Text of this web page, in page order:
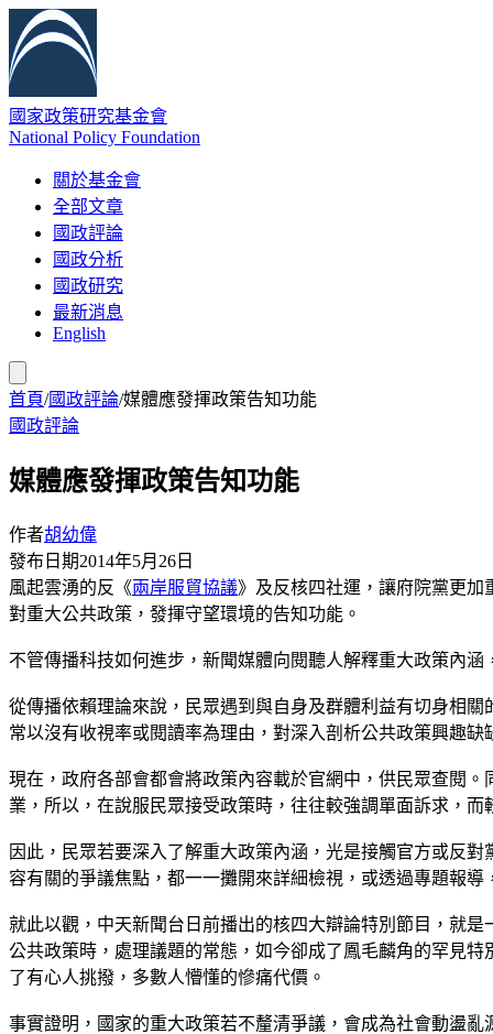
國家政策研究基金會
National Policy Foundation
關於基金會
全部文章
國政評論
國政分析
國政研究
最新消息
English
首頁/國政評論/媒體應發揮政策告知功能
國政評論
媒體應發揮政策告知功能
作者胡幼偉
發布日期2014年5月26日
風起雲湧的反《兩岸服貿協議》及反核四社運，讓府院黨更
對重大公共政策，發揮守望環境的告知功能。
不管傳播科技如何進步，新聞媒體向閱聽人解釋重大政策內
從傳播依賴理論來說，民眾遇到與自身及群體利益有切身相
常以沒有收視率或閱讀率為理由，對深入剖析公共政策興趣缺
現在，政府各部會都會將政策內容載於官網中，供民眾查閱
業，所以，在說服民眾接受政策時，往往較強調單面訴求，
因此，民眾若要深入了解重大政策內涵，光是接觸官方或反
容有關的爭議焦點，都一一攤開來詳細檢視，或透過專題報
就此以觀，中天新聞台日前播出的核四大辯論特別節目，就
公共政策時，處理議題的常態，如今卻成了鳳毛麟角的罕見
了有心人挑撥，多數人懵懂的慘痛代價。
事實證明，國家的重大政策若不釐清爭議，會成為社會動盪